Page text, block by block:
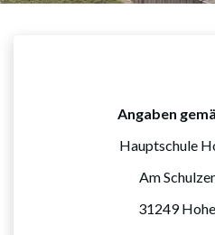
Angaben
Hauptschule
Am
31249